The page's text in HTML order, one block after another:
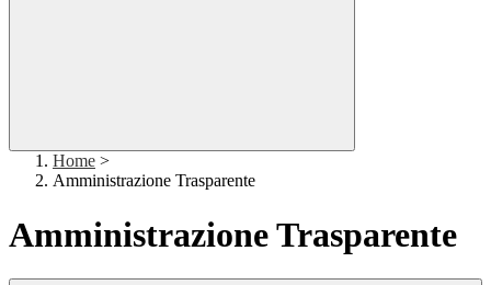
Home >
Amministrazione Trasparente
Amministrazione Trasparente